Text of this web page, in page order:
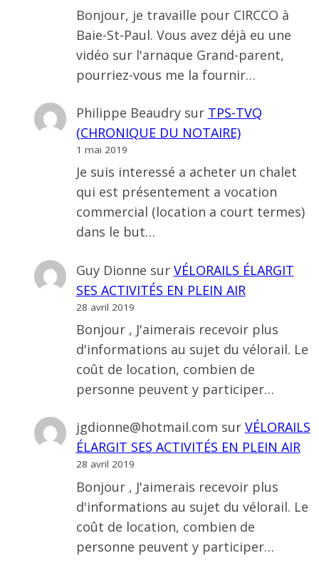
Bonjour, je travaille pour CIRCCO à
Baie-St-Paul. Vous avez déjà eu une
vidéo sur l'arnaque Grand-parent,
pourriez-vous me la fournir…
Philippe Beaudrysur TPS-TVQ
(CHRONIQUE DU NOTAIRE)
1 mai 2019
Je suis interessé a acheter un chalet
qui est présentement a vocation
commercial (location a court termes)
dans le but…
Guy Dionne sur VÉLORAILS ÉLARGIT
SES ACTIVITÉS EN PLEIN AIR
28 avril 2019
Bonjour , J'aimerais recevoir plus
d'informations au sujet du vélorail. Le
coût de location, combien de
personne peuvent y participer…
jgdionne@hotmail.com sur VÉLORAILS
ÉLARGIT SES ACTIVITÉS EN PLEIN AIR
28 avril 2019
Bonjour , J'aimerais recevoir plus
d'informations au sujet du vélorail. Le
coût de location, combien de
personne peuvent y participer…